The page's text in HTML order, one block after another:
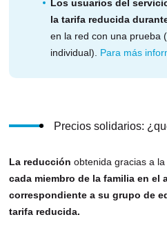
Los usuarios del
la tarifa reducida
en la red con una prueba
individual). Para más
Precios solidarios:
La reducción obtenida gracias a
cada miembro de la familia en el
correspondiente a su grupo de
tarifa reducida.